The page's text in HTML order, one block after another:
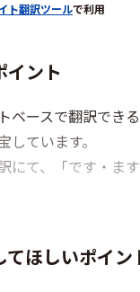
ト翻訳ツールで利用
イント
ベースで翻訳でき
しています。
にて、「です・ま
てほしいポイン